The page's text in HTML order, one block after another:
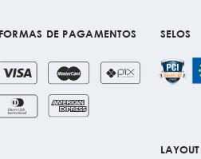
DE PAGAMENTOS SELOS